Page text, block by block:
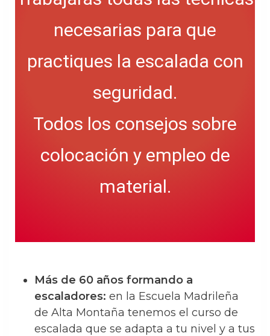
necesarias para que
practiques la escalada con
seguridad.
Todos los consejos sobre
colocación y empleo de
material.
Más de 60 años formando a
escaladores: en la Escuela Madrileña
de Alta Montaña tenemos el curso de
escalada que se adapta a tu nivel y a tus